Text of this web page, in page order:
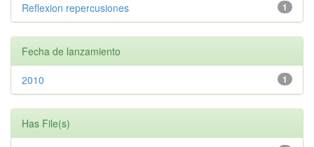
1
Reflexion repercusiones
Fecha de lanzamiento
1
2010
Has File(s)